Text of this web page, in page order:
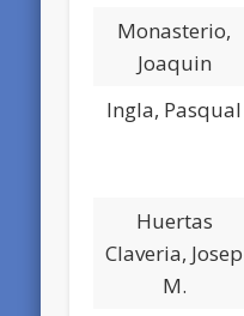
Monasterio,
Joaquin
Ingla, Pasqual
Huertas
Claveria, Josep
M.